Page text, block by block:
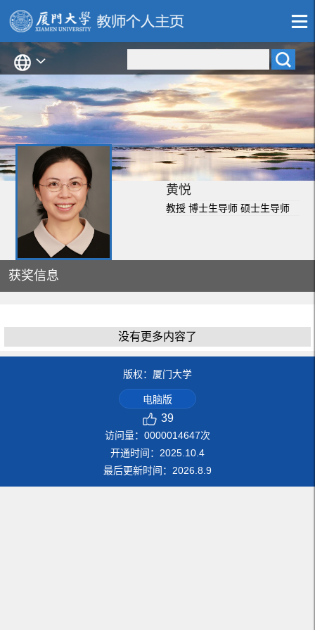
黄悦
教授 博士生导师 硕士生导师
获奖信息
没有更多内容了
版权：厦门大学
电脑版
39
访问量： 0000014647次
开通时间： 2025 10 4
最后更新时间： 2026 8 9